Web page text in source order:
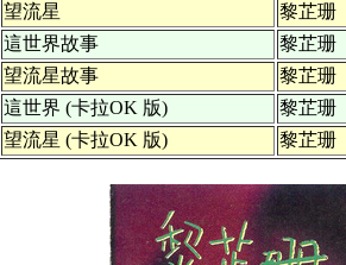
望流星
黎芷珊
這世界故事
黎芷珊
望流星故事
黎芷珊
這世界 (卡拉OK 版)
黎芷珊
望流星 (卡拉OK 版) 黎芷珊